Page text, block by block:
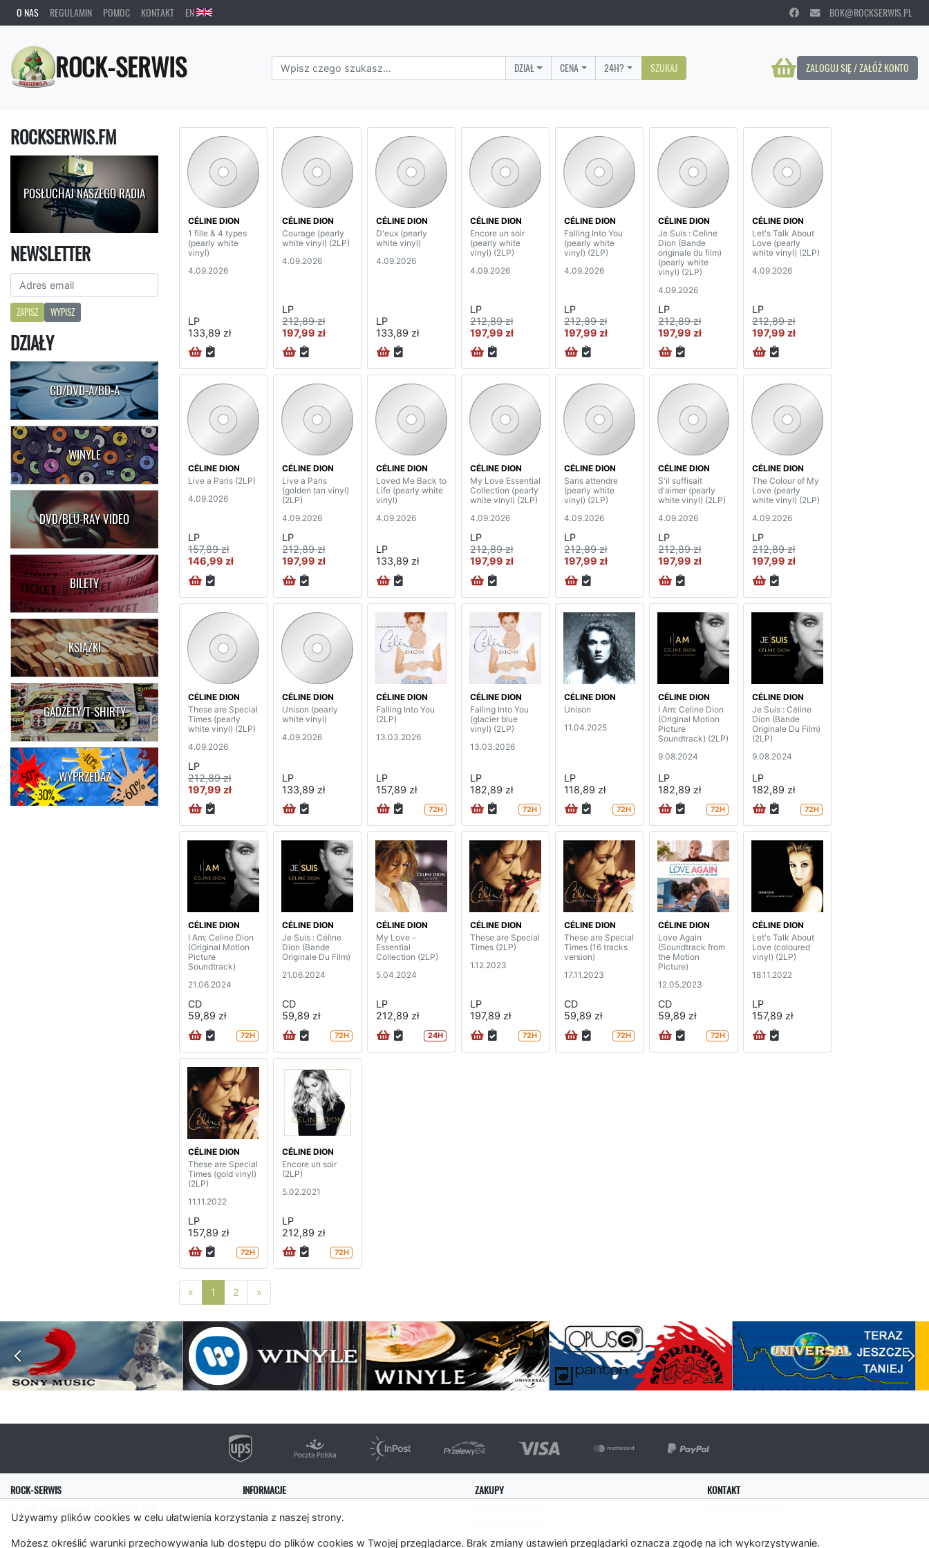
Używamy plików cookies w celu ułatwienia korzystania z naszej strony.
Możesz określić warunki przechowywania lub dostępu do plików cookies w Twojej przeglądarce. Brak zmiany ustawień przeglądarki oznacza zgodę na ich wykorzystywanie.
O NAS REGULAMIN POMOC KONTAKT EN BOK@ROCKSERWIS.PL
ROCK-SERWIS ZALOGUJ SIĘ / ZAŁÓŻ KONTO
DZIAŁ CENA 24H? SZUKAJ
ROCKSERWIS.FM
POSŁUCHAJ NASZEGO RADIA
NEWSLETTER
ZAPISZ WYPISZ
DZIAŁY
CD/DVD-A/BD-A
WINYLE
DVD/BLU-RAY VIDEO
BILETY
KSIĄŻKI
GADŻETY/T-SHIRTY
WYPRZEDAŻ
CÉLINE DION
1 fille & 4 types
(pearly white
vinyl)
4.09.2026
LP
133,89 zł
CÉLINE DION
Courage (pearly
white vinyl) (2LP)
4.09.2026
LP
212,89 zł
197,99 zł
CÉLINE DION
D'eux (pearly
white vinyl)
4.09.2026
LP
133,89 zł
CÉLINE DION
Encore un soir
(pearly white
vinyl) (2LP)
4.09.2026
LP
212,89 zł
197,99 zł
CÉLINE DION
Falling Into You
(pearly white
vinyl) (2LP)
4.09.2026
LP
212,89 zł
197,99 zł
CÉLINE DION
Je Suis : Celine
Dion (Bande
originale du film)
(pearly white
vinyl) (2LP)
4.09.2026
LP
212,89 zł
197,99 zł
CÉLINE DION
Let's Talk About
Love (pearly
white vinyl) (2LP)
4.09.2026
LP
212,89 zł
197,99 zł
CÉLINE DION
Live a Paris (2LP)
4.09.2026
LP
157,89 zł
146,99 zł
CÉLINE DION
Live a Paris
(golden tan vinyl)
(2LP)
4.09.2026
LP
212,89 zł
197,99 zł
CÉLINE DION
Loved Me Back to
Life (pearly white
vinyl)
4.09.2026
LP
133,89 zł
CÉLINE DION
My Love Essential
Collection (pearly
white vinyl) (2LP)
4.09.2026
LP
212,89 zł
197,99 zł
CÉLINE DION
Sans attendre
(pearly white
vinyl) (2LP)
4.09.2026
LP
212,89 zł
197,99 zł
CÉLINE DION
S'il suffisait
d'aimer (pearly
white vinyl) (2LP)
4.09.2026
LP
212,89 zł
197,99 zł
CÉLINE DION
The Colour of My
Love (pearly
white vinyl) (2LP)
4.09.2026
LP
212,89 zł
197,99 zł
CÉLINE DION
These are Special
Times (pearly
white vinyl) (2LP)
4.09.2026
LP
212,89 zł
197,99 zł
CÉLINE DION
Unison (pearly
white vinyl)
4.09.2026
LP
133,89 zł
CÉLINE DION
Falling Into You
(2LP)
13.03.2026
LP
157,89 zł
72H
CÉLINE DION
Falling Into You
(glacier blue
vinyl) (2LP)
13.03.2026
LP
182,89 zł
72H
CÉLINE DION
Unison
11.04.2025
LP
118,89 zł
72H
CÉLINE DION
I Am: Celine Dion
(Original Motion
Picture
Soundtrack) (2LP)
9.08.2024
LP
182,89 zł
72H
CÉLINE DION
Je Suis : Céline
Dion (Bande
Originale Du Film)
(2LP)
9.08.2024
LP
182,89 zł
72H
CÉLINE DION
I Am: Celine Dion
(Original Motion
Picture
Soundtrack)
21.06.2024
CD
59,89 zł
72H
CÉLINE DION
Je Suis : Céline
Dion (Bande
Originale Du Film)
21.06.2024
CD
59,89 zł
72H
CÉLINE DION
My Love -
Essential
Collection (2LP)
5.04.2024
LP
212,89 zł
24H
CÉLINE DION
These are Special
Times (2LP)
1.12.2023
LP
197,89 zł
72H
CÉLINE DION
These are Special
Times (16 tracks
version)
17.11.2023
CD
59,89 zł
72H
CÉLINE DION
Love Again
(Soundtrack from
the Motion
Picture)
12.05.2023
CD
59,89 zł
72H
CÉLINE DION
Let's Talk About
Love (coloured
vinyl) (2LP)
18.11.2022
LP
157,89 zł
CÉLINE DION
These are Special
Times (gold vinyl)
(2LP)
11.11.2022
LP
157,89 zł
72H
CÉLINE DION
Encore un soir
(2LP)
5.02.2021
LP
212,89 zł
72H
« Poprzednia strona
1 2 »
ROCK-SERWIS
31-543 Kraków
INFORMACJE
Pomoc
Polityka cookies
ZAKUPY
Panel Klienta
KONTAKT